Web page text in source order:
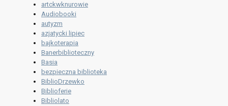
artckwknurowie
Audiobooki
autyzm
azjatycki lipiec
bajkoterapia
Banerbiblioteczny
Basia
bezpieczna biblioteka
BiblioDrzewko
Biblioferie
Bibliolato